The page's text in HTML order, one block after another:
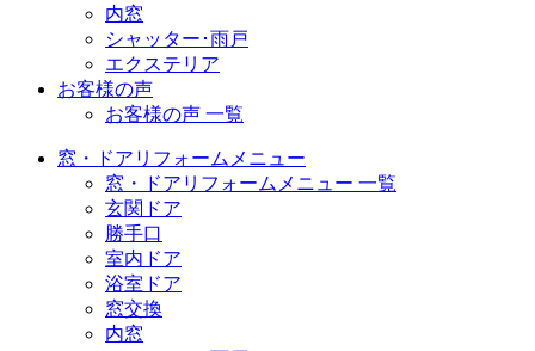
内窓
シャッター･雨戸
エクステリア
お客様の声
お客様の声 一覧
窓・ドアリフォームメニュー
窓・ドアリフォームメニュー 一覧
玄関ドア
勝手口
室内ドア
浴室ドア
窓交換
内窓